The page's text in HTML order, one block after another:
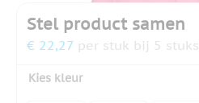
Stel product samen
€ 22,27 per stuk bij 5 stuks
Kies kleur